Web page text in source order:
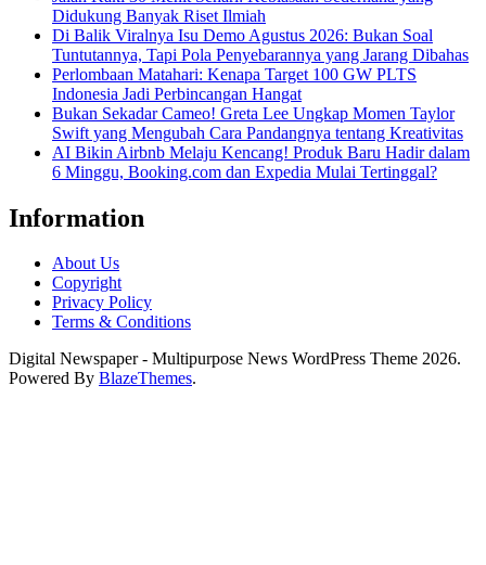
Didukung Banyak Riset Ilmiah
Di Balik Viralnya Isu Demo Agustus 2026: Bukan Soal
Tuntutannya, Tapi Pola Penyebarannya yang Jarang Dibahas
Perlombaan Matahari: Kenapa Target 100 GW PLTS
Indonesia Jadi Perbincangan Hangat
Bukan Sekadar Cameo! Greta Lee Ungkap Momen Taylor
Swift yang Mengubah Cara Pandangnya tentang Kreativitas
AI Bikin Airbnb Melaju Kencang! Produk Baru Hadir dalam
6 Minggu, Booking.com dan Expedia Mulai Tertinggal?
Information
About Us
Copyright
Privacy Policy
Terms & Conditions
Digital Newspaper - Multipurpose News WordPress Theme 2026.
Powered By BlazeThemes.